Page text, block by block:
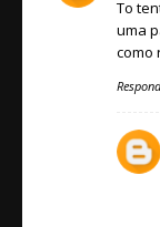
To
uma
como